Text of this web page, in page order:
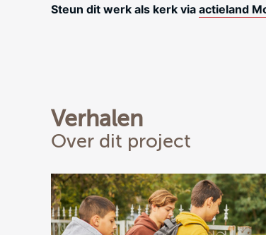
Steun dit werk als kerk via actieland
Verhalen
Over dit project